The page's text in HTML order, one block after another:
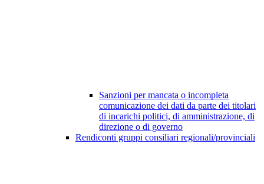
Sanzioni per mancata o incompleta
comunicazione dei dati da parte dei titolari
di incarichi politici, di amministrazione, di
direzione o di governo
Rendiconti gruppi consiliari regionali/provinciali